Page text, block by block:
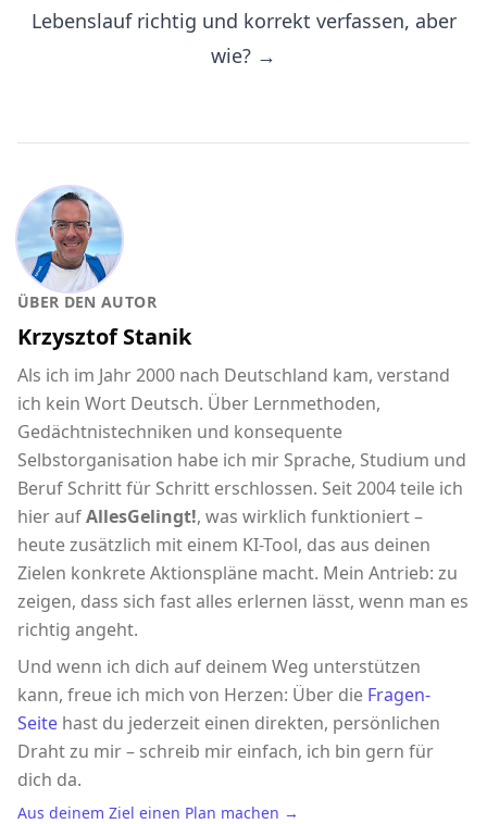
Lebenslauf richtig und korrekt verfassen, aber
wie? →
ÜBER DEN AUTOR
Krzysztof Stanik
Als ich im Jahr 2000 nach Deutschland kam, verstand
ich kein Wort Deutsch. Über Lernmethoden,
Gedächtnistechniken und konsequente
Selbstorganisation habe ich mir Sprache, Studium und
Beruf Schritt für Schritt erschlossen. Seit 2004 teile ich
hier aufAllesGelingt!, was wirklich funktioniert –
heute zusätzlich mit einem KI-Tool, das aus deinen
Zielen konkrete Aktionspläne macht. Mein Antrieb: zu
zeigen, dass sich fast alles erlernen lässt, wenn man es
richtig angeht.
Und wenn ich dich auf deinem Weg unterstützen
kann, freue ich mich von Herzen: Über die Fragen-
Seite hast du jederzeit einen direkten, persönlichen
Draht zu mir – schreib mir einfach, ich bin gern für
dich da.
Aus deinem Ziel einen Plan machen →